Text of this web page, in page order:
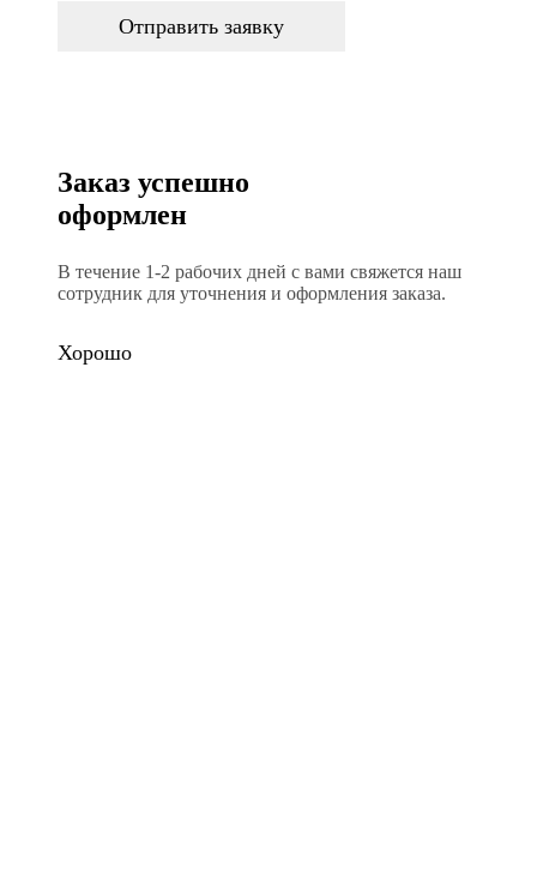
Отправить заявку
Заказ успешно
оформлен
В течение 1-2 рабочих дней с вами свяжется наш
сотрудник для уточнения и оформления заказа.
Хорошо